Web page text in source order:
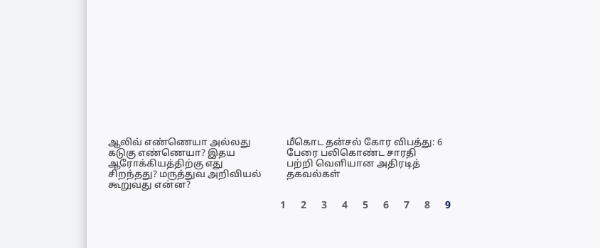
ஆலிவ் எண்ணெயா அல்லது
கடுகு எண்ணெயா? இதய
ஆரோக்கியத்திற்கு எது
சிறந்தது? மருத்துவ அறிவியல்
கூறுவது என்ன?
மீகொட தன்சல் கோர விபத்து: 6
பேரை பலிகொண்ட சாரதி
பற்றி வெளியான அதிரடித்
தகவல்கள்
1 2 3 4 5 6 7 8 9